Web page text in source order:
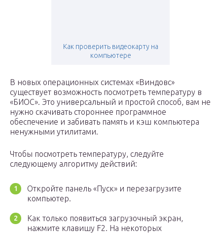
Как проверить видеокарту на
компьютере
В новых операционных системах «Виндовс»
существует возможность посмотреть температуру в
«БИОС». Это универсальный и простой способ, вам не
нужно скачивать стороннее программное
обеспечение и забивать память и кэш компьютера
ненужными утилитами.
Чтобы посмотреть температуру, следуйте
следующему алгоритму действий:
Откройте панель «Пуск» и перезагрузите
компьютер.
Как только появиться загрузочный экран,
нажмите клавишу F2. На некоторых